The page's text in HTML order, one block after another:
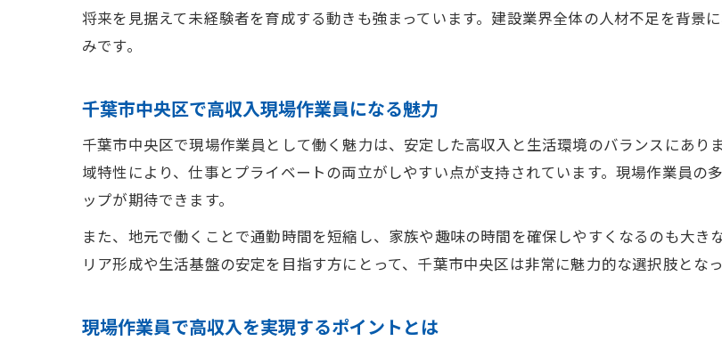
高収入現場作業員求人の最新トレンド
高収入現場作業員になるためのスキルアッ
高収入現場作業員に必要なスキルと習
高収入現場作業員が磨きたい実践的ス
高収入現場作業員を目指す研修や講座
安定した生活を実現する高収入現場作業員の
将来を見据えて未経験者を育成する動きも強まっています。建設業界全体の人材不足を背景
みです。
千葉市中央区で高収入現場作業員になる魅力
千葉市中央区で現場作業員として働く魅力は、安定した高収入と生活環境のバランスにあ
域特性により、仕事とプライベートの両立がしやすい点が支持されています。現場作業員の
ップが期待できます。
また、地元で働くことで通勤時間を短縮し、家族や趣味の時間を確保しやすくなるのも大
リア形成や生活基盤の安定を目指す方にとって、千葉市中央区は非常に魅力的な選択肢となっ
現場作業員で高収入を実現するポイントとは